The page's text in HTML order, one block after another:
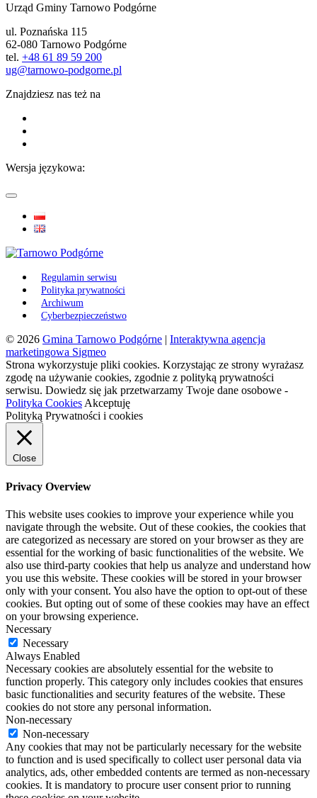
Urząd Gminy Tarnowo Podgórne
ul. Poznańska 115
62-080 Tarnowo Podgórne
tel. +48 61 89 59 200
ug@tarnowo-podgorne.pl
Znajdziesz nas też na
Wersja językowa:
Regulamin serwisu
Polityka prywatności
Archiwum
Cyberbezpieczeństwo
© 2026 Gmina Tarnowo Podgórne | Interaktywna agencja
marketingowa Sigmeo
Strona wykorzystuje pliki cookies. Korzystając ze strony wyrażasz
zgodę na używanie cookies, zgodnie z polityką prywatności
serwisu. Dowiedz się jak przetwarzamy Twoje dane osobowe -
Polityka Cookies Akceptuję
Polityką Prywatności i cookies
Close
Privacy Overview
This website uses cookies to improve your experience while you
navigate through the website. Out of these cookies, the cookies that
are categorized as necessary are stored on your browser as they are
essential for the working of basic functionalities of the website. We
also use third-party cookies that help us analyze and understand how
you use this website. These cookies will be stored in your browser
only with your consent. You also have the option to opt-out of these
cookies. But opting out of some of these cookies may have an effect
on your browsing experience.
Necessary
Necessary
Always Enabled
Necessary cookies are absolutely essential for the website to
function properly. This category only includes cookies that ensures
basic functionalities and security features of the website. These
cookies do not store any personal information.
Non-necessary
Non-necessary
Any cookies that may not be particularly necessary for the website
to function and is used specifically to collect user personal data via
analytics, ads, other embedded contents are termed as non-necessary
cookies. It is mandatory to procure user consent prior to running